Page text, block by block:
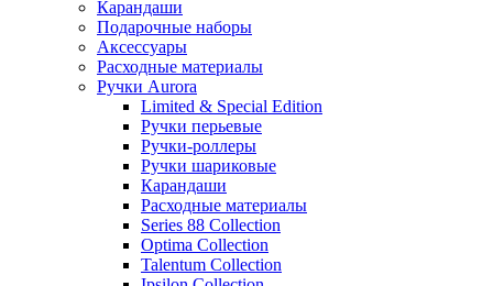
Карандаши
Подарочные наборы
Аксессуары
Расходные материалы
Ручки Aurora
Limited & Special Edition
Ручки перьевые
Ручки-роллеры
Ручки шариковые
Карандаши
Расходные материалы
Series 88 Collection
Optima Collection
Talentum Collection